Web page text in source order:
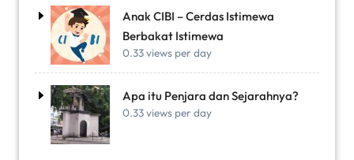
Anak CIBI – Cerdas Istimewa
Berbakat Istimewa
0.33 views per day
Apa itu Penjara dan Sejarahnya?
0.33 views per day